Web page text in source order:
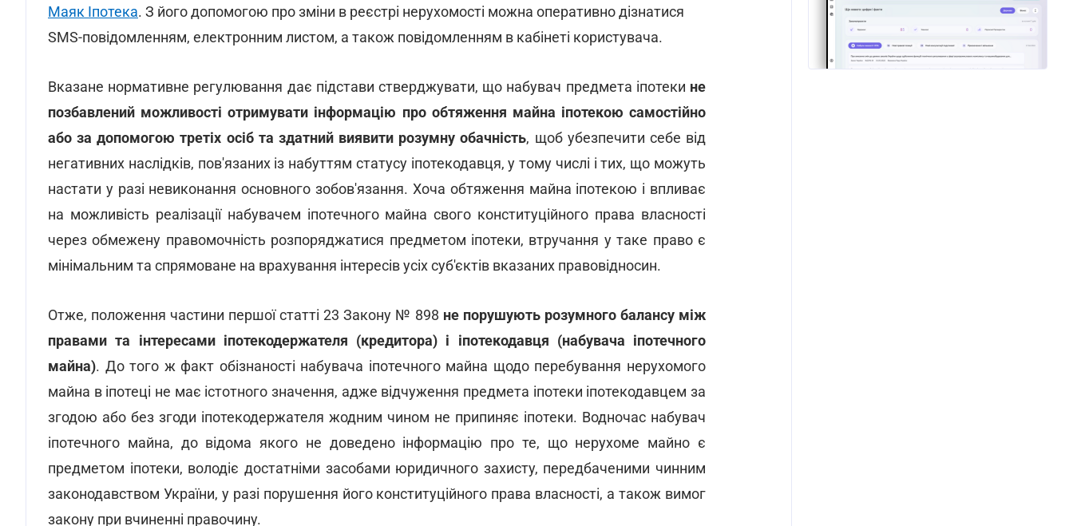
Маяк Іпотека. З його допомогою про зміни в реєстрі нерухомості можна оперативно дізнатися
SMS-повідомленням, електронним листом, а також повідомленням в кабінеті користувача.
Вказане нормативне регулювання дає підстави стверджувати, що набувач предмета іпотеки не
позбавлений можливості отримувати інформацію про обтяження майна іпотекою самостійно
або за допомогою третіх осіб та здатний виявити розумну обачність, щоб убезпечити себе від
негативних наслідків, пов'язаних із набуттям статусу іпотекодавця, у тому числі і тих, що можуть
настати у разі невиконання основного зобов'язання. Хоча обтяження майна іпотекою і впливає
на можливість реалізації набувачем іпотечного майна свого конституційного права власності
через обмежену правомочність розпоряджатися предметом іпотеки, втручання у таке право є
мінімальним та спрямоване на врахування інтересів усіх суб'єктів вказаних правовідносин.
Отже, положення частини першої статті 23 Закону № 898 не порушують розумного балансу між
правами та інтересами іпотекодержателя (кредитора) і іпотекодавця (набувача іпотечного
майна). До того ж факт обізнаності набувача іпотечного майна щодо перебування нерухомого
майна в іпотеці не має істотного значення, адже відчуження предмета іпотеки іпотекодавцем за
згодою або без згоди іпотекодержателя жодним чином не припиняє іпотеки. Водночас набувач
іпотечного майна, до відома якого не доведено інформацію про те, що нерухоме майно є
предметом іпотеки, володіє достатніми засобами юридичного захисту, передбаченими чинним
законодавством України, у разі порушення його конституційного права власності, а також вимог
закону при вчиненні правочину.